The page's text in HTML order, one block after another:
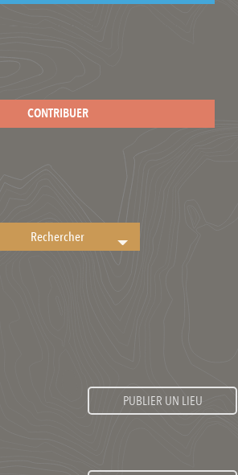
CONTRIBUER
PUBLIER UN LIEU